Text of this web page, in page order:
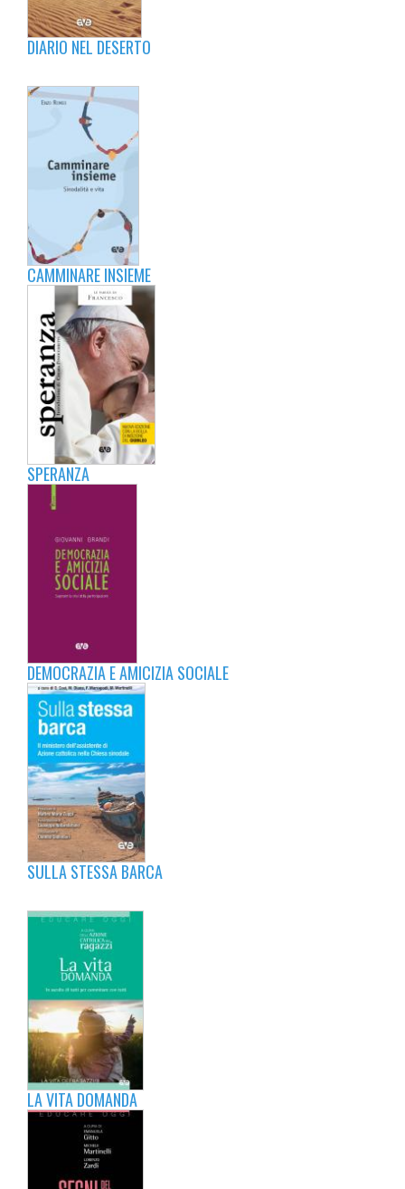
DIARIO NEL DESERTO
CAMMINARE INSIEME
SPERANZA
DEMOCRAZIA E AMICIZIA SOCIALE
SULLA STESSA BARCA
LA VITA DOMANDA